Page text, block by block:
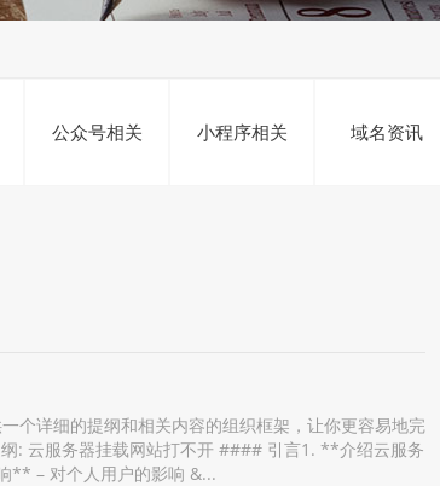
公众号相关 小程序相关 域名资讯
个详细的提纲和相关内容的组织框架，让你更容易地完
: 云服务器挂载网站打不开 #### 引言1. **介绍云服务
** – 对个人用户的影响 &...